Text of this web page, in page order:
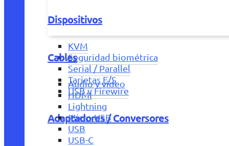
Dispositivos
KVM
Seguridad biométrica
Serial / Parallel
Tarjetas E/S
USB y Firewire
Adaptadores / Conversores
Cables
Audio y vídeo
HDMI
Lightning
Micro USB
USB
USB-C